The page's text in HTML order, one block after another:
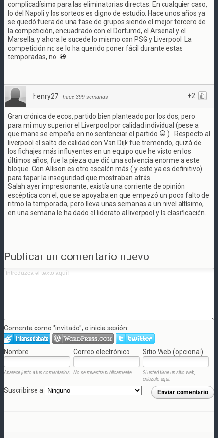
complicadísimo para las eliminatorias directas. En cualquier caso,
lo del Napoli y los sorteos es digno de estudio. Hace unos años ya
se quedó fuera de una fase de grupos siendo el mejor tercero de
la competición, encuadrado con el Dortumd, el Arsenal y el
Marsella; y ahora le sucede lo mismo con PSG y Liverpool. La
competición no se lo ha querido poner fácil durante estas
temporadas, no.
+2
henry27 · hace 399 semanas
Gran crónica de ecos, partido bien planteado por los dos, pero
para mi muy superior el Liverpool por calidad individual (pese a
que mane se empeño en no sentenciar el partido
) . Respecto al
liverpool el salto de calidad con Van Dijk fue tremendo, quizá de
los fichajes más influyentes en un equipo que he visto en los
últimos años, fue la pieza que dió una solvencia enorme a este
bloque. Con Allison es otro escalón más ( y este ya es definitivo)
para tapar la inseguridad que mostraban atrás.
Salah ayer impresionante, existía una corriente de opinión
escéptica con él, que se apoyaba en que empezó un poco falto de
ritmo la temporada, pero lleva unas semanas a un nivel altísimo,
en una semana le ha dado el liderato al liverpool y la clasificación.
Publicar un comentario nuevo
Comenta como "invitado", o inicia sesión:
Nombre Correo electrónico Sitio Web (opcional)
Aparece junto a tus comentarios. No se muestra públicamente.
Si usted tiene un sitio web,
enlázalo aquí.
Enviar comentario
Suscribirse a